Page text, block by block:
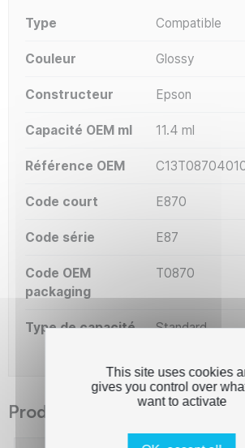
Type Compatible
Couleur Glossy
Constructeur Epson
Capacité OEM ml 11.4 ml
Référence OEM
Code court E870
Code série E87
Code OEM
packaging
T0870
Type de capacité Standard
Produits suggérés The
This site uses cookies
gives you control over
want to activate